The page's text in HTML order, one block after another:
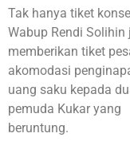
Tak hanya tiket
Wabup Rendi Solihin
memberikan tiket
akomodasi
uang saku kepada
pemuda Kukar yang
beruntung.